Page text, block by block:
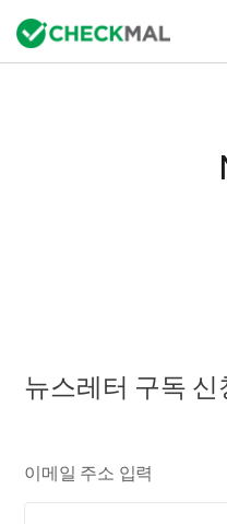
뉴스레터 구독 신
이메일 주소 입력